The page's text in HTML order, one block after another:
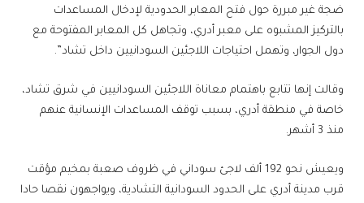
ضجة غير مبررة حول فتح المعابر الحدودية لإدخال المساعدات
بالتركيز المشبوه على معبر أدري، وتجاهل كل المعابر المفتوحة مع
دول الجوار، وتهمل احتياجات اللاجئين السودانيين داخل تشاد”.
وقالت إنها تتابع باهتمام معاناة اللاجئين السودانيين في شرق تشاد،
خاصة في منطقة أدري، بسبب توقف المساعدات الإنسانية عنهم
منذ 3 أشهر.
ويعيش نحو 192 ألف لاجئ سوداني في ظروف صعبة بمخيم مؤقت
قرب مدينة أدري على الحدود السودانية التشادية، ويواجهون نقصا حادا